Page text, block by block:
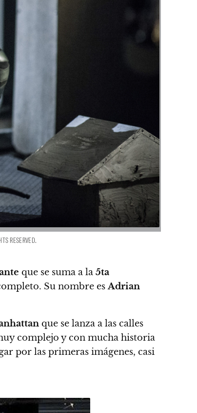
RESERVED.
que se suma a la 5ta
Su nombre esAdrian
que se lanza a las calles
complejo y con mucha historia
por las primeras imágenes, casi